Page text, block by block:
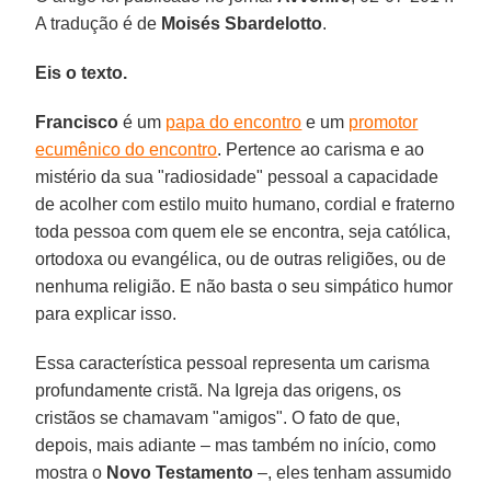
A tradução é de Moisés Sbardelotto.
Eis o texto.
Francisco é um papa do encontro e um promotor
ecumênico do encontro. Pertence ao carisma e ao
mistério da sua "radiosidade" pessoal a capacidade
de acolher com estilo muito humano, cordial e fraterno
toda pessoa com quem ele se encontra, seja católica,
ortodoxa ou evangélica, ou de outras religiões, ou de
nenhuma religião. E não basta o seu simpático humor
para explicar isso.
Essa característica pessoal representa um carisma
profundamente cristã. Na Igreja das origens, os
cristãos se chamavam "amigos". O fato de que,
depois, mais adiante – mas também no início, como
mostra o Novo Testamento –, eles tenham assumido